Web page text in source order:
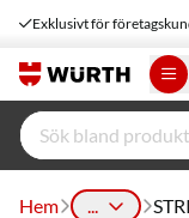
Exklusivt för
Hem ...